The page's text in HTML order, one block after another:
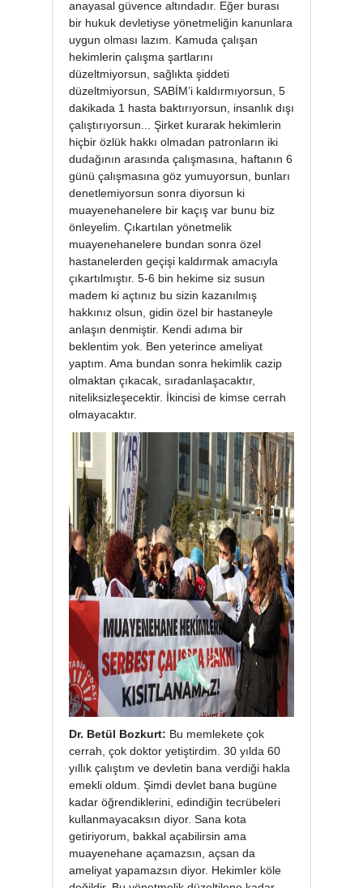
anayasal güvence altındadır. Eğer burası
bir hukuk devletiyse yönetmeliğin kanunlara
uygun olması lazım. Kamuda çalışan
hekimlerin çalışma şartlarını
düzeltmiyorsun, sağlıkta şiddeti
düzeltmiyorsun, SABİM’i kaldırmıyorsun, 5
dakikada 1 hasta baktırıyorsun, insanlık dışı
çalıştırıyorsun... Şirket kurarak hekimlerin
hiçbir özlük hakkı olmadan patronların iki
dudağının arasında çalışmasına, haftanın 6
günü çalışmasına göz yumuyorsun, bunları
denetlemiyorsun sonra diyorsun ki
muayenehanelere bir kaçış var bunu biz
önleyelim. Çıkartılan yönetmelik
muayenehanelere bundan sonra özel
hastanelerden geçişi kaldırmak amacıyla
çıkartılmıştır. 5-6 bin hekime siz susun
madem ki açtınız bu sizin kazanılmış
hakkınız olsun, gidin özel bir hastaneyle
anlaşın denmiştir. Kendi adıma bir
beklentim yok. Ben yeterince ameliyat
yaptım. Ama bundan sonra hekimlik cazip
olmaktan çıkacak, sıradanlaşacaktır,
niteliksizleşecektir. İkincisi de kimse cerrah
olmayacaktır.
Dr. Betül Bozkurt: Bu memlekete çok
cerrah, çok doktor yetiştirdim. 30 yılda 60
yıllık çalıştım ve devletin bana verdiği hakla
emekli oldum. Şimdi devlet bana bugüne
kadar öğrendiklerini, edindiğin tecrübeleri
kullanmayacaksın diyor. Sana kota
getiriyorum, bakkal açabilirsin ama
muayenehane açamazsın, açsan da
ameliyat yapamazsın diyor. Hekimler köle